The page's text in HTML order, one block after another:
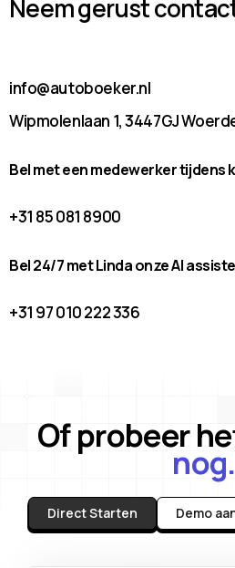
Neem gerust
info@autoboeker.nl
Wipmolenlaan 1, 3447GJ
Bel met een medewerker tijdens
+31 85 081 8900
Bel 24/7 met Linda onze AI
+31 97 010 222 336
Of probeer
nog.
Direct Starten Demo